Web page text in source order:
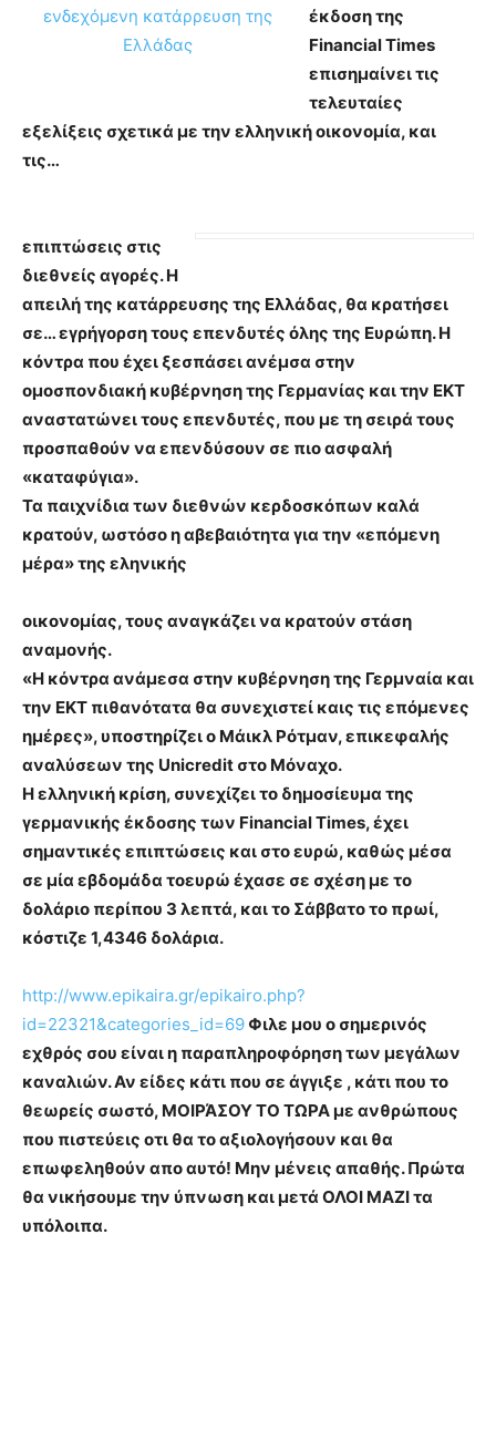
έκδοση της
Financial Times
επισημαίνει τις
τελευταίες
εξελίξεις σχετικά με την ελληνική οικονομία, και
τις…
επιπτώσεις στις
διεθνείς αγορές. Η
απειλή της κατάρρευσης της Ελλάδας, θα κρατήσει
σε… εγρήγορση τους επενδυτές όλης της Ευρώπη. Η
κόντρα που έχει ξεσπάσει ανέμσα στην
ομοσπονδιακή κυβέρνηση της Γερμανίας και την ΕΚΤ
αναστατώνει τους επενδυτές, που με τη σειρά τους
προσπαθούν να επενδύσουν σε πιο ασφαλή
«καταφύγια».
Τα παιχνίδια των διεθνών κερδοσκόπων καλά
κρατούν, ωστόσο η αβεβαιότητα για την «επόμενη
μέρα» της εληνικής
οικονομίας, τους αναγκάζει να κρατούν στάση
αναμονής.
«Η κόντρα ανάμεσα στην κυβέρνηση της Γερμναία και
την ΕΚΤ πιθανότατα θα συνεχιστεί καις τις επόμενες
ημέρες», υποστηρίζει ο Μάικλ Ρότμαν, επικεφαλής
αναλύσεων της Unicredit στο Μόναχο.
Η ελληνική κρίση, συνεχίζει το δημοσίευμα της
γερμανικής έκδοσης των Financial Times, έχει
σημαντικές επιπτώσεις και στο ευρώ, καθώς μέσα
σε μία εβδομάδα τοευρώ έχασε σε σχέση με το
δολάριο περίπου 3 λεπτά, και το Σάββατο το πρωί,
κόστιζε 1,4346 δολάρια.
http://www.epikaira.gr/epikairo.php?
id=22321&categories_id=69 Φιλε μου ο σημερινός
εχθρός σου είναι η παραπληροφόρηση των μεγάλων
καναλιών. Αν είδες κάτι που σε άγγιξε , κάτι που το
θεωρείς σωστό, ΜΟΙΡΆΣΟΥ ΤΟ ΤΩΡΑ με ανθρώπους
που πιστεύεις οτι θα το αξιολογήσουν και θα
επωφεληθούν απο αυτό! Μην μένεις απαθής. Πρώτα
θα νικήσουμε την ύπνωση και μετά ΟΛΟΙ ΜΑΖΙ τα
υπόλοιπα.